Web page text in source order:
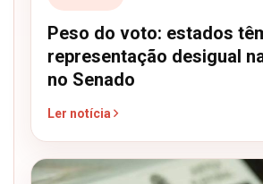
Peso do voto: estados
representação desigual
no Senado
Ler notícia